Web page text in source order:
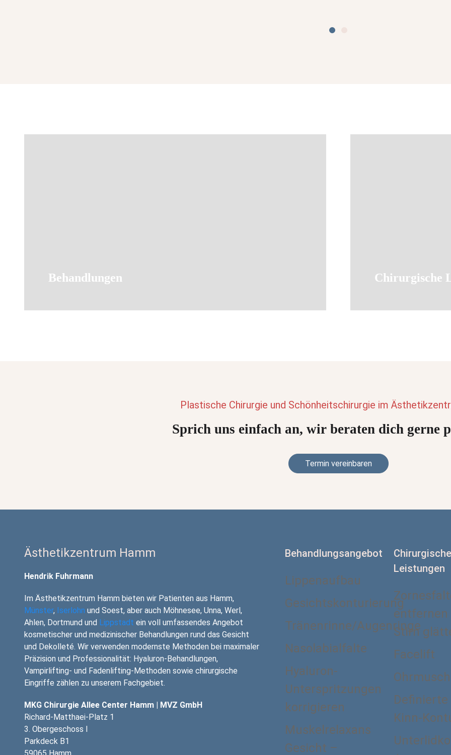
Behandlungen Chirurgische
Plastische Chirurgie und Schönheitschirurgie im
Sprich uns einfach an, wir beraten dich gerne
Termin vereinbaren
Ästhetikzentrum Hamm
Hendrik Fuhrmann
Im Ästhetikzentrum Hamm bieten wir Patienten aus Hamm,
Münster, Iserlohn und Soest, aber auch Möhnesee, Unna, Werl,
Ahlen, Dortmund und Lippstadt ein voll umfassendes Angebot
kosmetischer und medizinischer Behandlungen rund das Gesicht
und Dekolleté. Wir verwenden modernste Methoden bei maximaler
Präzision und Professionalität: Hyaluron-Behandlungen,
Vampirlifting- und Fadenlifting-Methoden sowie chirurgische
Eingriffe zählen zu unserem Fachgebiet.
MKG Chirurgie Allee Center Hamm | MVZ GmbH
Richard-Matthaei-Platz 1
3. Obergeschoss I
Parkdeck B1
Behandlungsangebot
Lippenaufbau
Gesichtskonturierung
Tränenrinne/Augenringe
Nasolabialfalte
Hyaluron-
Unterspritzungen
korrigieren
Muskelrelaxans
Gesicht –
Chirurgische
Leistungen
entfernen
Stirn
Facelift
Definierte
Kinn-